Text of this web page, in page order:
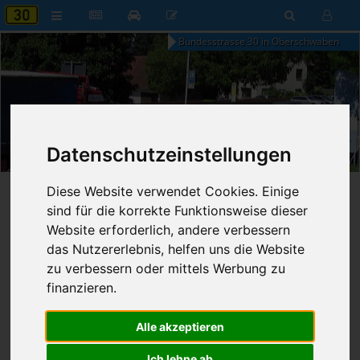
Datenschutzeinstellungen
Diese Website verwendet Cookies. Einige
sind für die korrekte Funktionsweise dieser
Website erforderlich, andere verbessern
das Nutzererlebnis, helfen uns die Website
zu verbessern oder mittels Werbung zu
finanzieren.
Alle akzeptieren
Bundesstrasse 30 in Oberschwaben
Donnerstag, 6. August 2026
Startseite»B30 aktuell »Nachrichten
Nachrichten
Erweiterte Suche
Ergebnisse zur Suche nach Urbachviadukt